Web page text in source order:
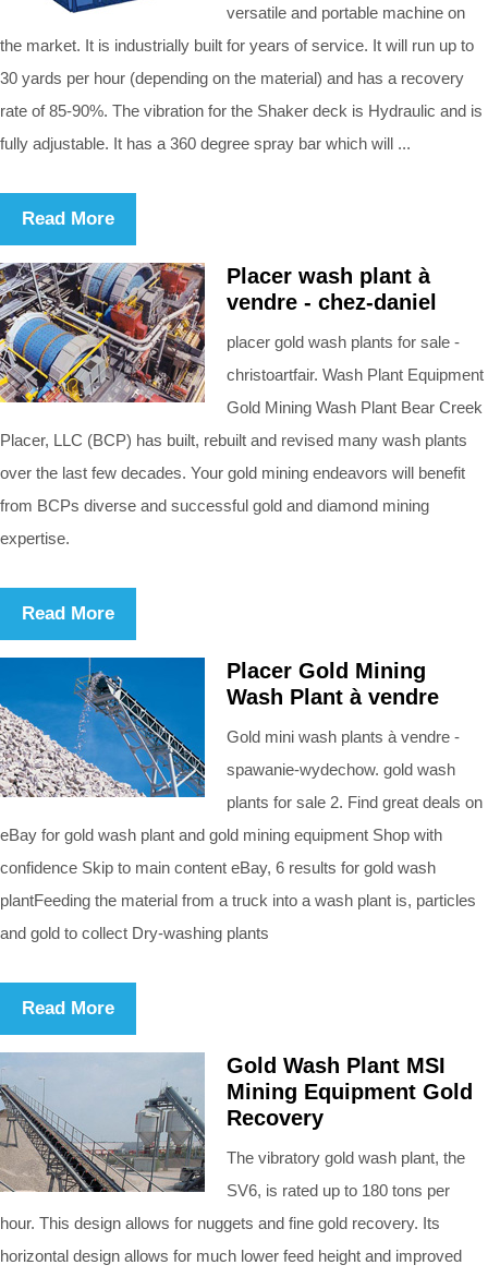
versatile and portable machine on
the market. It is industrially built for years of service. It will run up to
30 yards per hour (depending on the material) and has a recovery
rate of 85-90%. The vibration for the Shaker deck is Hydraulic and is
fully adjustable. It has a 360 degree spray bar which will ...
Read More
Placer wash plant à
vendre - chez-daniel
placer gold wash plants for sale -
christoartfair. Wash Plant Equipment
Gold Mining Wash Plant Bear Creek
Placer, LLC (BCP) has built, rebuilt and revised many wash plants
over the last few decades. Your gold mining endeavors will benefit
from BCPs diverse and successful gold and diamond mining
expertise.
Read More
Placer Gold Mining
Wash Plant à vendre
Gold mini wash plants à vendre -
spawanie-wydechow. gold wash
plants for sale 2. Find great deals on
eBay for gold wash plant and gold mining equipment Shop with
confidence Skip to main content eBay, 6 results for gold wash
plantFeeding the material from a truck into a wash plant is, particles
and gold to collect Dry-washing plants
Read More
Gold Wash Plant MSI
Mining Equipment Gold
Recovery
The vibratory gold wash plant, the
SV6, is rated up to 180 tons per
hour. This design allows for nuggets and fine gold recovery. Its
horizontal design allows for much lower feed height and improved